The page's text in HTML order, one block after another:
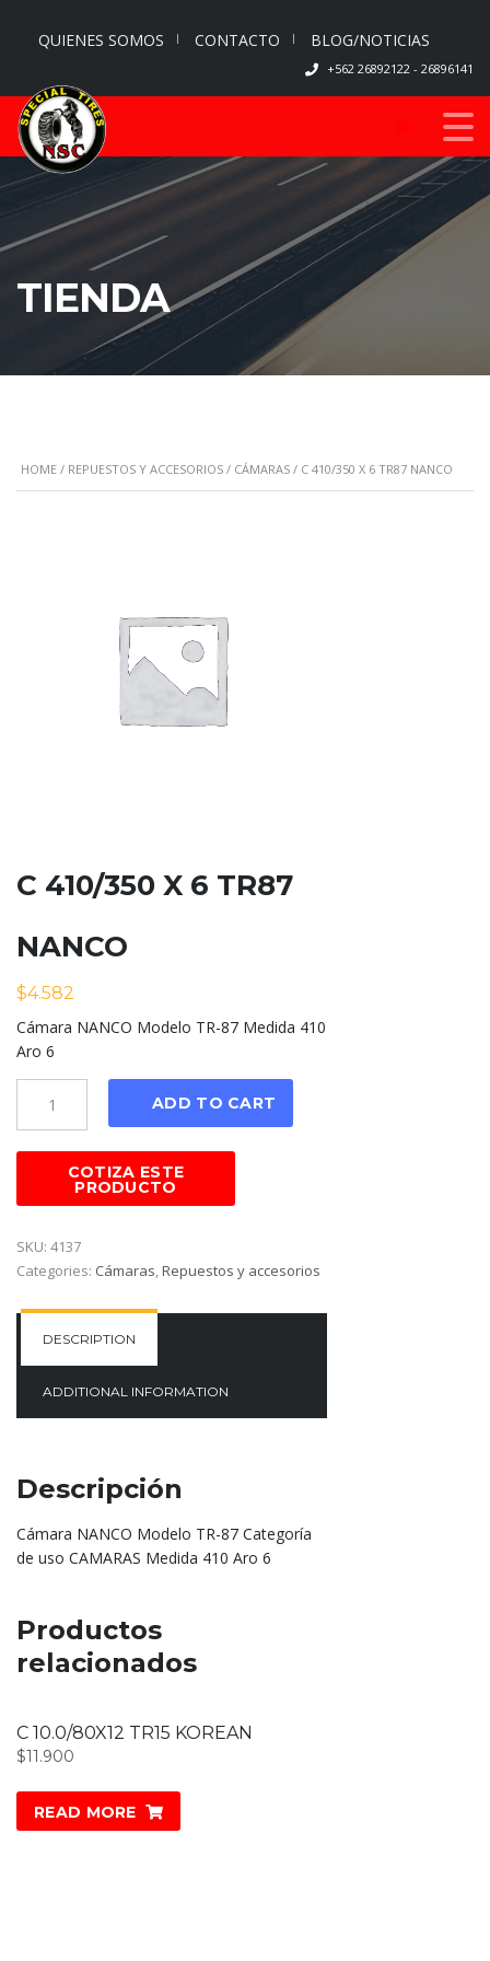
QUIENES SOMOS CONTACTO BLOG/NOTICIAS
+562 26892122 - 26896141
TIENDA
HOME / REPUESTOS Y ACCESORIOS / CÁMARAS / C 410/350 X 6 TR87 NANCO
C 410/350 X 6 TR87
NANCO
$4.582
Cámara NANCO Modelo TR-87 Medida 410
Aro 6
ADD TO CART
SKU: 4137
Categories: Cámaras,Repuestos y accesorios
DESCRIPTION
ADDITIONAL INFORMATION
Descripción
Cámara NANCO Modelo TR-87 Categoría
de uso CAMARAS Medida 410 Aro 6
Productos
relacionados
C 10.0/80X12 TR15 KOREAN
$11.900
READ MORE